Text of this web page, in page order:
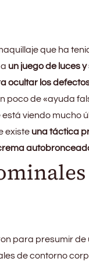
que ha
un juego de luces
ocultar los
poco de «ayuda
viendo mucho
existe una táctica
para presumir
de contorno